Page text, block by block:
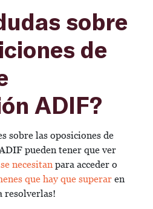
sobre
de
ADIF?
sobre las oposiciones de
pueden tener que ver
necesitan para acceder o
que hay que superar en
resolverlas!